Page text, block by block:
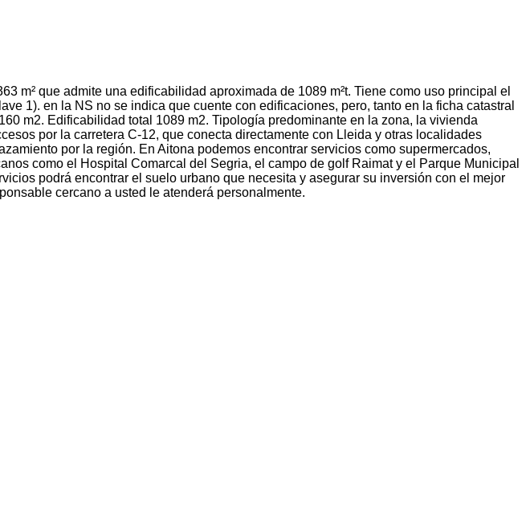
m² que admite una edificabilidad aproximada de 1089 m²t. Tiene como uso principal el
1). en la NS no se indica que cuente con edificaciones, pero, tanto en la ficha catastral
m2. Edificabilidad total 1089 m2. Tipología predominante en la zona, la vivienda
por la carretera C-12, que conecta directamente con Lleida y otras localidades
por la región. En Aitona podemos encontrar servicios como supermercados,
como el Hospital Comarcal del Segria, el campo de golf Raimat y el Parque Municipal
podrá encontrar el suelo urbano que necesita y asegurar su inversión con el mejor
cercano a usted le atenderá personalmente.